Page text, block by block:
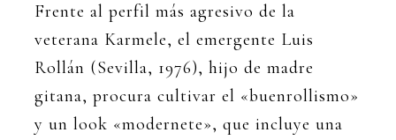
Frente al perfil más agresivo de la
veterana Karmele, el emergente Luis
Rollán (Sevilla, 1976), hijo de madre
gitana, procura cultivar el «buenrollismo»
y un look «modernete», que incluye una